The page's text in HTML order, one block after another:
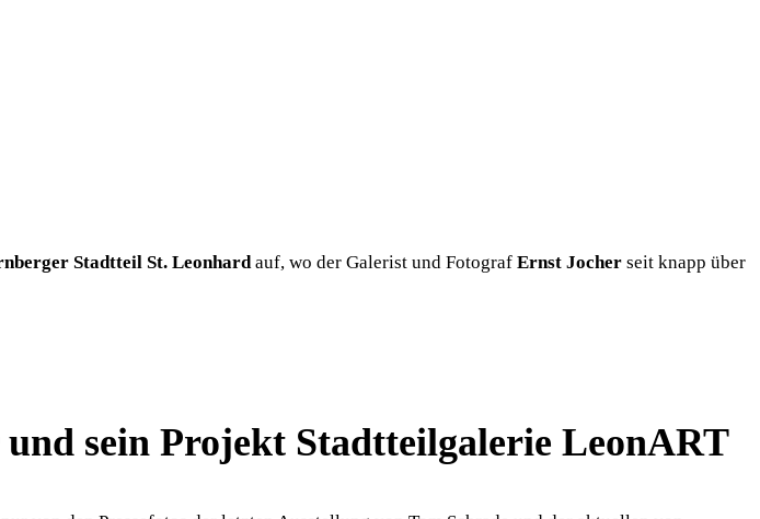
Stadtteil St. Leonhardauf, wo der Galerist und Fotograf Ernst Jocherseit knapp über
sein Projekt Stadtteilgalerie LeonART